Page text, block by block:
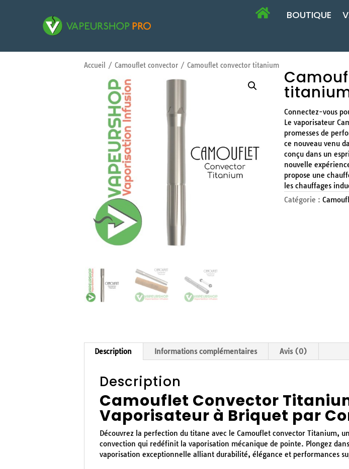
BOUTIQUE
Accueil / Camouflet convector/ Camouflet convector titanium
Connectez-vous
Le vaporisateur
promesses de
ce nouveau venu
conçu dans un
nouvelle
propose une
les chauffages
Catégorie :
Description Informations complémentaires Avis (0)
Description
Camouflet Convector
Vaporisateur à Briquet par
Découvrez la perfection du titane avec le Camouflet convector Titanium,
convection qui redéfinit la vaporisation mécanique de pointe. Plongez
vaporisation exceptionnelle alliant durabilité, élégance et performances